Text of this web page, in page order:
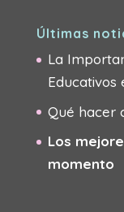
Últimas
La
Educativos
Qué hacer
Los
momento